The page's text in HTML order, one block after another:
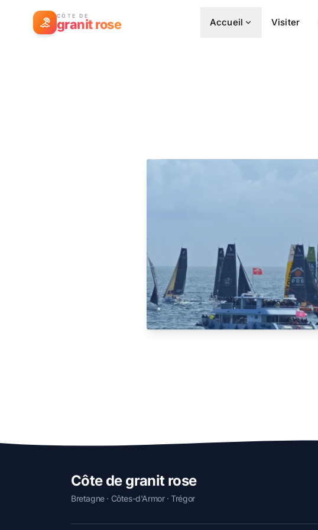
CÔTE DE
granit rose Accueil Visiter
Côte de granit rose
Bretagne · Côtes-d'Armor · Trégor